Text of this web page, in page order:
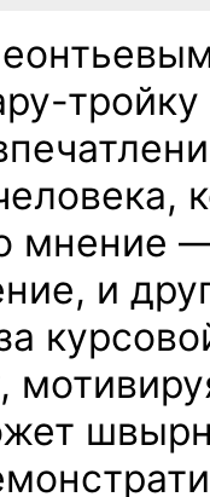
тройку
мнение
и